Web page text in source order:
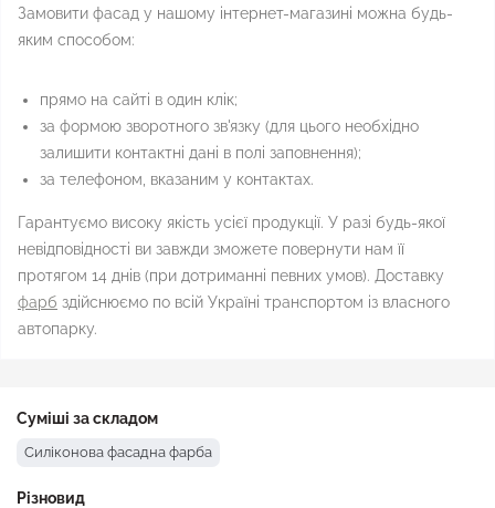
Замовити фасад у нашому інтернет-магазині можна будь-
яким способом:
прямо на сайті в один клік;
за формою зворотного зв'язку (для цього необхідно
залишити контактні дані в полі заповнення);
за телефоном, вказаним у контактах.
Гарантуємо високу якість усієї продукції. У разі будь-якої
невідповідності ви завжди зможете повернути нам її
протягом 14 днів (при дотриманні певних умов). Доставку
фарб здійснюємо по всій Україні транспортом із власного
автопарку.
Суміші за складом
Силіконова фасадна фарба
Різновид